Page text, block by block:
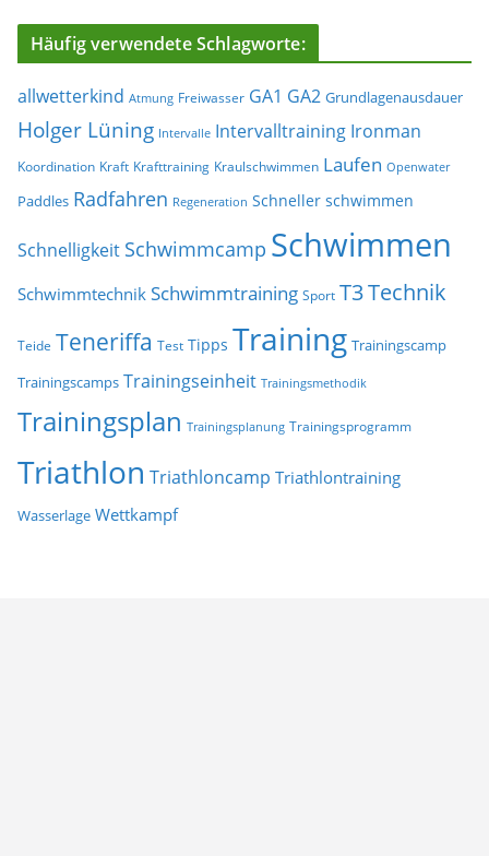
Häufig verwendete Schlagworte:
allwetterkind Atmung Freiwasser GA1 GA2 Grundlagenausdauer
Holger Lüning Intervalle Intervalltraining Ironman
Koordination Kraft Krafttraining Kraulschwimmen Laufen Openwater
Paddles Radfahren Regeneration Schneller schwimmen
Schnelligkeit Schwimmcamp Schwimmen
Schwimmtechnik Schwimmtraining Sport T3Technik
Teide Teneriffa Test Tipps Training Trainingscamp
Trainingscamps Trainingseinheit Trainingsmethodik
Trainingsplan Trainingsplanung Trainingsprogramm
Triathlon Triathloncamp Triathlontraining
Wasserlage Wettkampf